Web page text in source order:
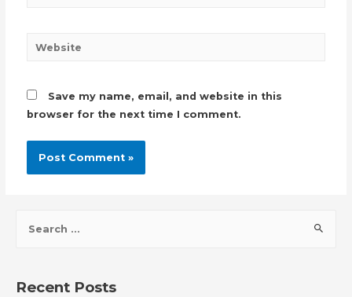
Website
Save my name, email, and website in this
browser for the next time I comment.
Recent Posts